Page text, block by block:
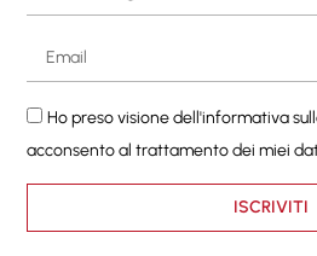
Ho preso visione dell'informativa
acconsento al trattamento dei miei
ISCRIVITI